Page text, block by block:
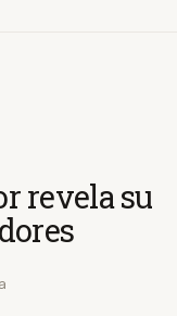
revela su